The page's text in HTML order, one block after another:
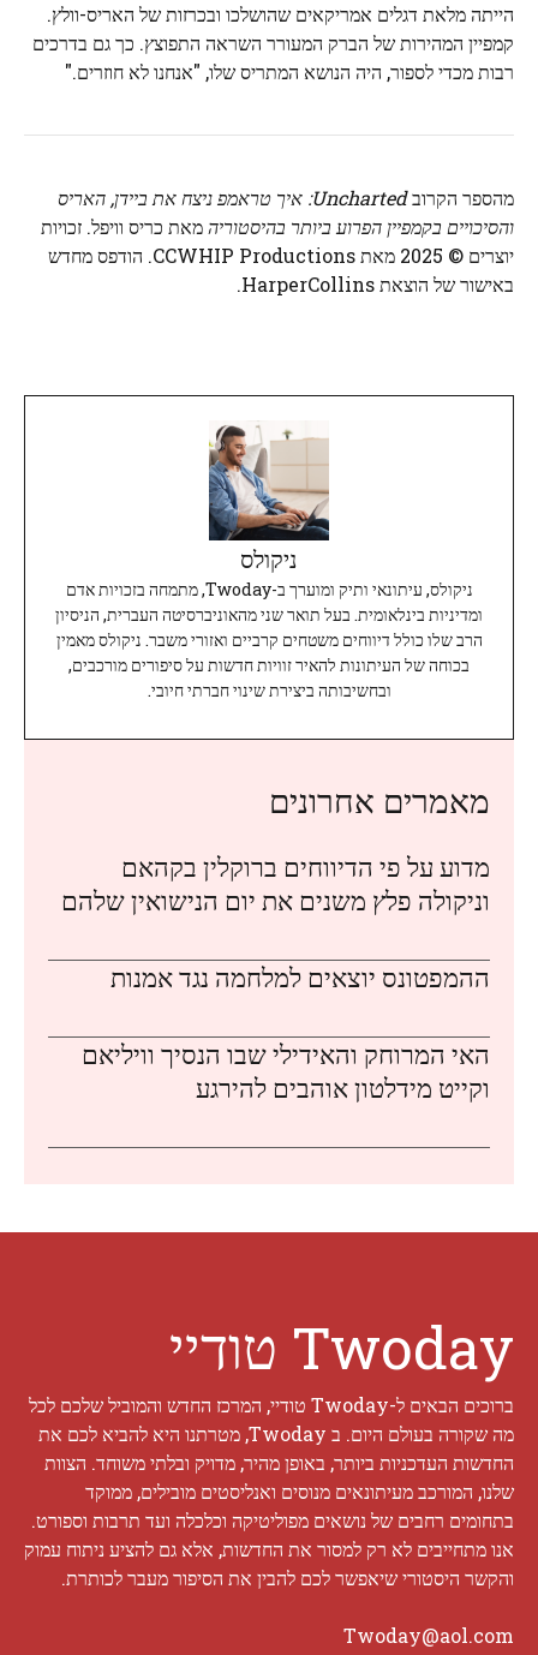
הייתה מלאת דגלים אמריקאים שהושלכו ובכרזות של האריס-וולץ.
קמפיין המהירות של הברק המעורר השראה התפוצץ. כך גם בדרכים
רבות מכדי לספור, היה הנושא המתריס שלו, "אנחנו לא חוזרים."
מהספר הקרוב
Uncharted: איך טראמפ ניצח את ביידן, האריס
והסיכויים בקמפיין הפרוע ביותר בהיסטוריהמאת כריס וויפל. זכויות
יוצרים © 2025 מאת CCWHIP Productions. הודפס מחדש
באישור של הוצאת HarperCollins.
ניקולס
ניקולס, עיתונאי ותיק ומוערך ב-Twoday, מתמחה בזכויות אדם
ומדיניות בינלאומית. בעל תואר שני מהאוניברסיטה העברית, הניסיון
הרב שלו כולל דיווחים משטחים קרביים ואזורי משבר. ניקולס מאמין
בכוחה של העיתונות להאיר זוויות חדשות על סיפורים מורכבים,
ובחשיבותה ביצירת שינוי חברתי חיובי.
מאמרים אחרונים
מדוע על פי הדיווחים ברוקלין בקהאם
וניקולה פלץ משנים את יום הנישואין שלהם
ההמפטונס יוצאים למלחמה נגד אמנות
האי המרוחק והאידילי שבו הנסיך וויליאם
וקייט מידלטון אוהבים להירגע
Twoday טודיי
ברוכים הבאים ל-Twoday טודיי, המרכז החדש והמוביל שלכם לכל
מה שקורה בעולם היום. ב Twoday, מטרתנו היא להביא לכם את
החדשות העדכניות ביותר, באופן מהיר, מדויק ובלתי משוחד. הצוות
שלנו, המורכב מעיתונאים מנוסים ואנליסטים מובילים, ממוקד
בתחומים רחבים של נושאים מפוליטיקה וכלכלה ועד תרבות וספורט.
אנו מתחייבים לא רק למסור את החדשות, אלא גם להציע ניתוח עמוק
והקשר היסטורי שיאפשר לכם להבין את הסיפור מעבר לכותרת.
Twoday@aol.com